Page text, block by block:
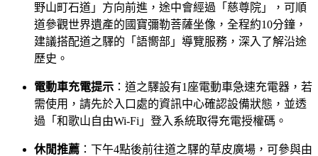
野山町石道」方向前進，途中會經過「慈尊院」，可順
道參觀世界遺產的國寶彌勒菩薩坐像，全程約10分鐘，
建議搭配道之驛的「語嚮部」導覽服務，深入了解沿途
歷史。
電動車充電提示 ：道之驛設有1座電動車急速充電器，若
需使用，請先於入口處的資訊中心確認設備狀態，並透
過「和歌山自由Wi-Fi」登入系統取得充電授權碼。
休閒推薦 ：下午4點後前往道之驛的草皮廣場，可參與由